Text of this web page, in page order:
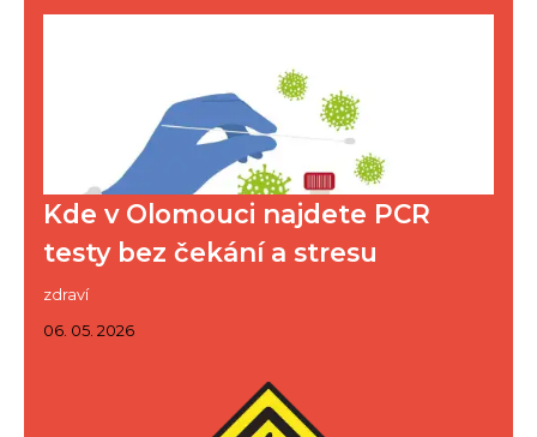
Kde v Olomouci najdete PCR
testy bez čekání a stresu
zdraví
06. 05. 2026